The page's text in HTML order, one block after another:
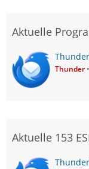
Aktuelle
Thunder
Aktuelle 153